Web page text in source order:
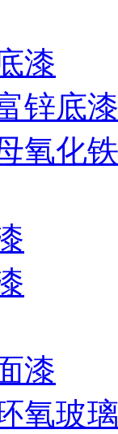
漆
锌底漆
氧化
漆
氧玻